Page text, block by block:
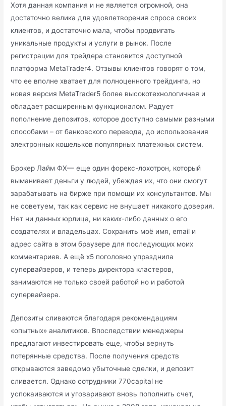
Хотя данная компания и не является огромной, она
достаточно велика для удовлетворения спроса своих
клиентов, и достаточно мала, чтобы продвигать
уникальные продукты и услуги в рынок. После
регистрации для трейдера становится доступной
платформа MetaTrader4. Отзывы клиентов говорят о том,
что ее вполне хватает для полноценного трейдинга, но
новая версия MetaTrader5 более высокотехнологичная и
обладает расширенным функционалом. Радует
пополнение депозитов, которое доступно самыми разными
способами – от банковского перевода, до использования
электронных кошельков популярных платежных систем.
Брокер Лайм ФХ— еще один форекс-лохотрон, который
выманивает деньги у людей, убеждая их, что они смогут
зарабатывать на бирже при помощи их консультантов. Мы
не советуем, так как сервис не внушает никакого доверия.
Нет ни данных юрлица, ни каких-либо данных о его
создателях и владельцах. Сохранить моё имя, email и
адрес сайта в этом браузере для последующих моих
комментариев. А ещё х5 поголовно упразднила
супервайзеров, и теперь директора кластеров,
занимаются не только своей работой но и работой
супервайзера.
Депозиты сливаются благодаря рекомендациям
«опытных» аналитиков. Впоследствии менеджеры
предлагают инвестировать еще, чтобы вернуть
потерянные средства. После получения средств
открываются заведомо убыточные сделки, и депозит
сливается. Однако сотрудники 770capital не
успокаиваются и уговаривают вновь пополнить счет,